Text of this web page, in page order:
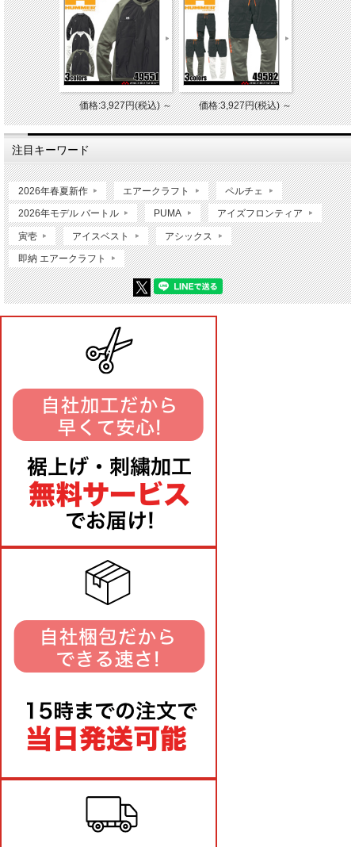
価格:3,927円(税込)～ 価格:3,927円(税込)～
注目キーワード
2026年春夏新作 エアークラフト ペルチェ
2026年モデル バートル PUMA アイズフロンティア
寅壱 アイスベスト アシックス
即納 エアークラフト